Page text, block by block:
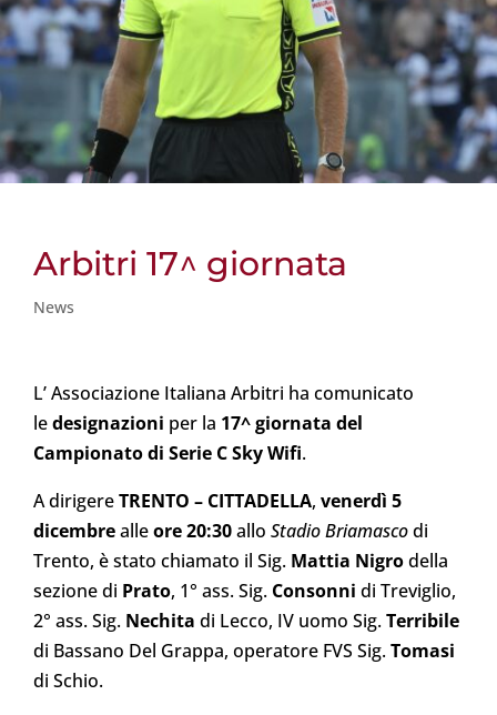
Arbitri 17^ giornata
News
L’ Associazione Italiana Arbitri ha comunicato
ledesignazioni per la 17^ giornata del
Campionato di Serie C Sky Wifi.
A dirigereTRENTO – CITTADELLA, venerdì 5
dicembrealleore 20:30allo Stadio Briamascodi
Trento, è stato chiamato il Sig. Mattia Nigrodella
sezione di Prato, 1° ass. Sig. Consonni di Treviglio,
2° ass. Sig. Nechita di Lecco, IV uomo Sig.Terribile
di Bassano Del Grappa, operatore FVS Sig.Tomasi
di Schio.